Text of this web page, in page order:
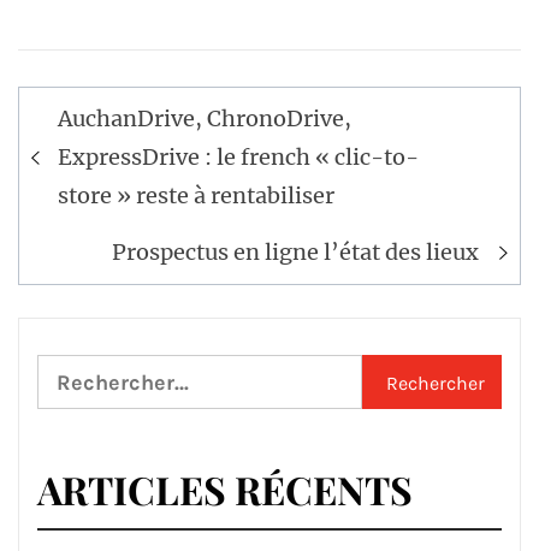
Navigation
de
l’article
AuchanDrive, ChronoDrive,
ExpressDrive : le french « clic-to-
store » reste à rentabiliser
Prospectus en ligne l’état des lieux
Rechercher :
ARTICLES RÉCENTS